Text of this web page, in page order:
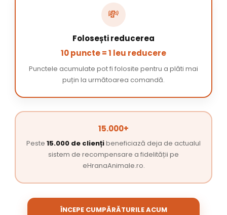
💸
Folosești reducerea
10 puncte = 1 leu reducere
Punctele acumulate pot fi folosite pentru a plăti mai
puțin la următoarea comandă.
15.000+
Peste 15.000 de cliențibeneficiază deja de actualul
sistem de recompensare a fidelității pe
eHranaAnimale.ro.
ÎNCEPE CUMPĂRĂTURILE ACUM